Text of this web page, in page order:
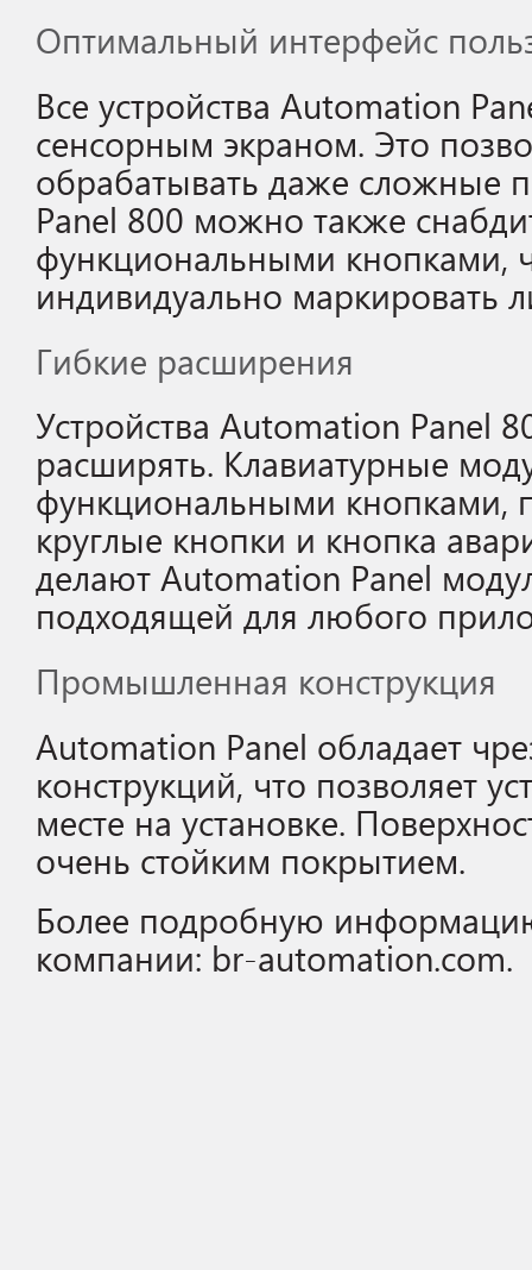
Оптимальный интерфейс
Все устройства Automation
сенсорным экраном. Это
обрабатывать даже сложные
Panel 800 можно также
функциональными кнопками,
индивидуально маркировать
Гибкие расширения
Устройства Automation Panel
расширять. Клавиатурные
функциональными кнопками,
круглые кнопки и кнопка
делают Automation Panel
подходящей для любого
Промышленная конструкция
Automation Panel обладает
конструкций, что позволяет
месте на установке.
очень стойким покрытием.
Более подробную
компании: br-automation.com.